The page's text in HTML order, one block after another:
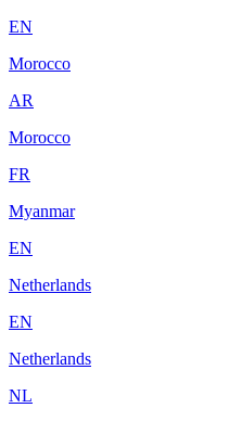
EN
Morocco
AR
Morocco
FR
Myanmar
EN
Netherlands
EN
Netherlands
NL